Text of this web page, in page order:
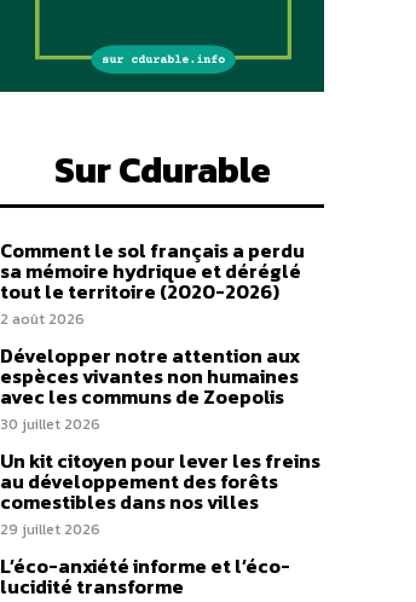
Sur Cdurable
Comment le sol français a perdu
sa mémoire hydrique et déréglé
tout le territoire (2020-2026)
2 août 2026
Développer notre attention aux
espèces vivantes non humaines
avec les communs de Zoepolis
30 juillet 2026
Un kit citoyen pour lever les freins
au développement des forêts
comestibles dans nos villes
29 juillet 2026
L’éco-anxiété informe et l’éco-
lucidité transforme